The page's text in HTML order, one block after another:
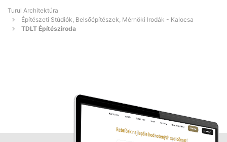
Turul Architektúra
Építészeti Stúdiók, Belsőépítészek, Mérnöki Irodák - Kalocsa
TDLT Építésziroda